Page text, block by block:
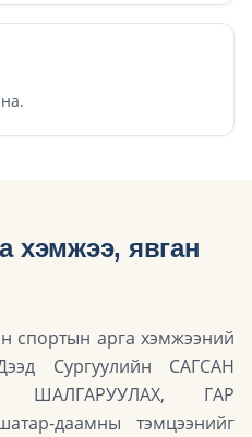
хэмжээ, явган
спортын арга хэмжээний
Сургуулийн САГСАН
ШАЛГАРУУЛАХ, ГАР
даамны тэмцээнийг